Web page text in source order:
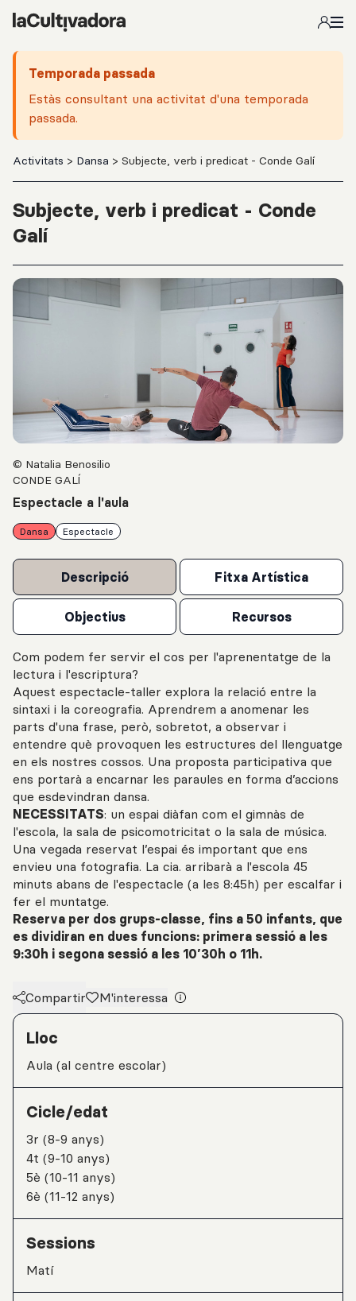
Salta al contingut principal
Temporada passada
Estàs consultant una activitat d'una temporada
passada.
Activitats > Dansa > Subjecte, verb i predicat - Conde Galí
Subjecte, verb i predicat - Conde
Galí
© Natalia Benosilio
CONDE GALÍ
Espectacle a l'aula
Dansa Espectacle
Descripció Fitxa Artística
Objectius Recursos
Com podem fer servir el cos per l'aprenentatge de la
lectura i l'escriptura?
Aquest espectacle-taller explora la relació entre la
sintaxi i la coreografia. Aprendrem a anomenar les
parts d'una frase, però, sobretot, a observar i
entendre què provoquen les estructures del llenguatge
en els nostres cossos. Una proposta participativa que
ens portarà a encarnar les paraules en forma d’accions
que esdevindran dansa.
NECESSITATS: un espai diàfan com el gimnàs de
l'escola, la sala de psicomotricitat o la sala de música.
Una vegada reservat l’espai és important que ens
envieu una fotografia. La cia. arribarà a l'escola 45
minuts abans de l'espectacle (a les 8:45h) per escalfar i
fer el muntatge.
Reserva per dos grups-classe, fins a 50 infants, que
es dividiran en dues funcions: primera sessió a les
9:30h i segona sessió a les 10’30h o 11h.
Compartir
M'interessa
Detalls de l'activitat
Lloc
Aula (al centre escolar)
Cicle/edat
3r (8-9 anys)
4t (9-10 anys)
5è (10-11 anys)
6è (11-12 anys)
Sessions
matí